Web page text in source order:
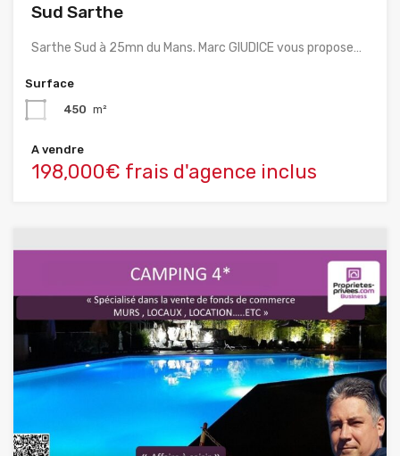
Sud Sarthe
Sarthe Sud à 25mn du Mans. Marc GIUDICE vous propose…
Surface
450 m²
A vendre
198,000€ frais d'agence inclus